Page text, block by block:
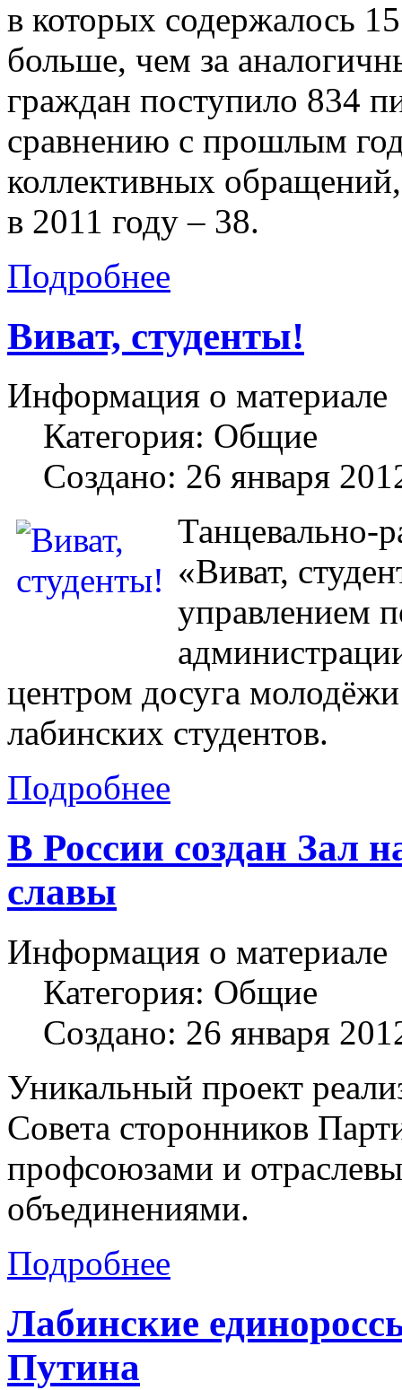
в которых содержалось
больше, чем за
граждан поступило 834
сравнению с прошлым
коллективных
в 2011 году – 38.
Подробнее
Виват, студенты!
Информация о материале
Категория: Общие
Создано: 26 января
Танцевально-
«Виват,
управлением
центром досуга
лабинских студентов.
Подробнее
В России создан Зал
славы
Информация о материале
Категория: Общие
Создано: 26 января
Уникальный проект
Совета сторонников
профсоюзами и
объединениями.
Подробнее
Лабинские
Путина